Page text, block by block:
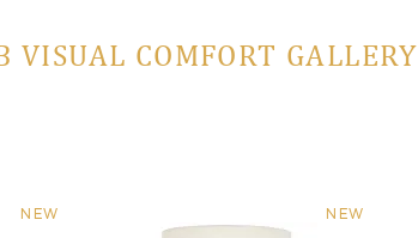
VISUAL COMFORT GALLERY
NEW NEW